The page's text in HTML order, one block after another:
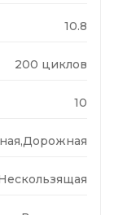
10.8
200 циклов
10